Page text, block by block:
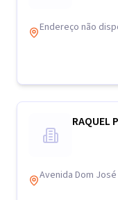
Endereço não
RAQUEL
Avenida Dom